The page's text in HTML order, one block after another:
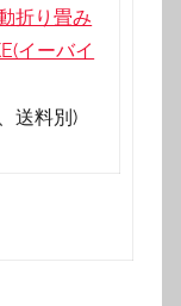
折り畳み
イーバイ
送料別)